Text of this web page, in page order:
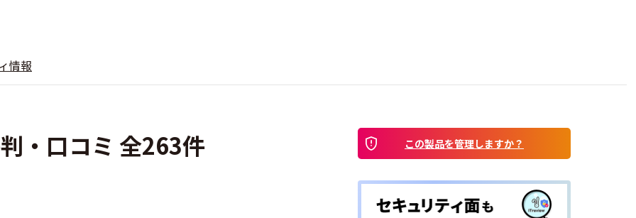
情報
・口コミ 全263件 この製品を管理しますか？